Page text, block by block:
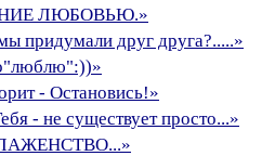
ЛЮБОВЬЮ.»
придумали друг друга?.....»
- Остановись!»
- не существует просто...»